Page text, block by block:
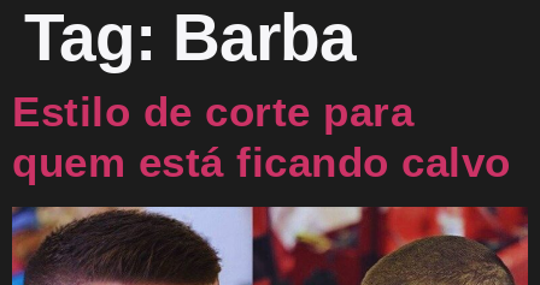
Tag: Barba
Estilo de corte para
quem está ficando calvo